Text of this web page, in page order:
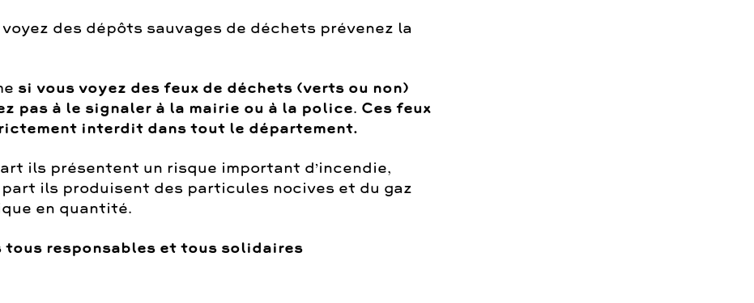
voyez des dépôts sauvages de déchets prévenez la
si vous voyez des feux de déchets (verts ou non)
pas à le signaler à la mairie ou à la police. Ces feux
interdit dans tout le département.
ils présentent un risque important d’incendie,
part ils produisent des particules nocives et du gaz
en quantité.
tous responsables et tous solidaires